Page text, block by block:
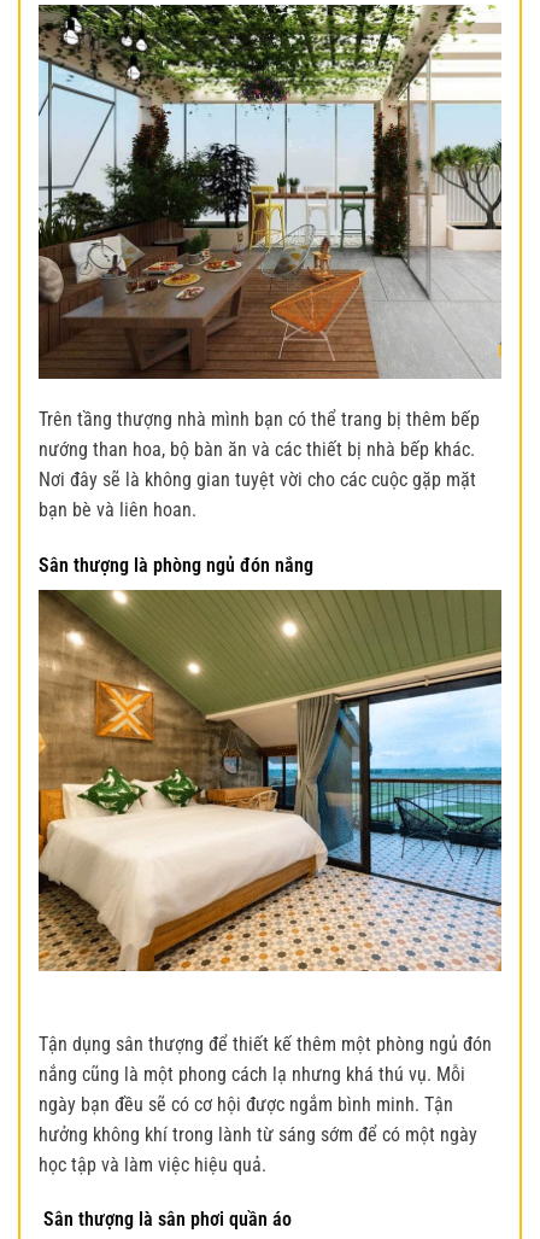
Trên tầng thượng nhà mình bạn có thể trang bị thêm bếp
nướng than hoa, bộ bàn ăn và các thiết bị nhà bếp khác.
Nơi đây sẽ là không gian tuyệt vời cho các cuộc gặp mặt
bạn bè và liên hoan.
Sân thượng là phòng ngủ đón nắng
Tận dụng sân thượng để thiết kế thêm một phòng ngủ đón
nắng cũng là một phong cách lạ nhưng khá thú vụ. Mỗi
ngày bạn đều sẽ có cơ hội được ngắm bình minh. Tận
hưởng không khí trong lành từ sáng sớm để có một ngày
học tập và làm việc hiệu quả.
Sân thượng là sân phơi quần áo